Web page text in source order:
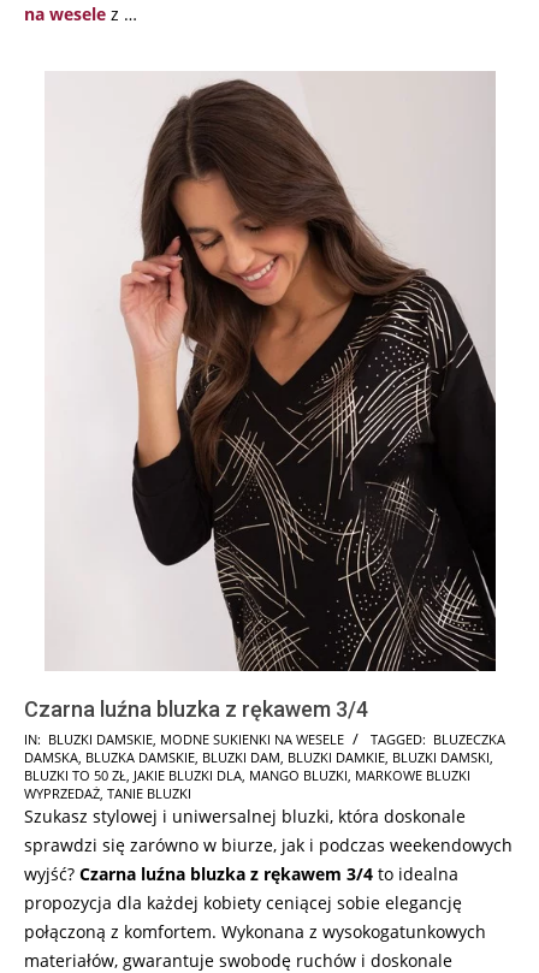
na wesele z …
Czarna luźna bluzka z rękawem 3/4
2024-
07-
17
IN: BLUZKI DAMSKIE MODNE SUKIENKI NA WESELE TAGGED: BLUZECZKA
DAMSKA BLUZKA DAMSKIE BLUZKI DAM BLUZKI DAMKIE BLUZKI DAMSKI
BLUZKI TO 50 ZŁ JAKIE BLUZKI DLA MANGO BLUZKI MARKOWE BLUZKI
WYPRZEDAŻ TANIE BLUZKI
Szukasz stylowej i uniwersalnej bluzki, która doskonale
sprawdzi się zarówno w biurze, jak i podczas weekendowych
wyjść? Czarna luźna bluzka z rękawem 3/4 to idealna
propozycja dla każdej kobiety ceniącej sobie elegancję
połączoną z komfortem. Wykonana z wysokogatunkowych
materiałów, gwarantuje swobodę ruchów i doskonale